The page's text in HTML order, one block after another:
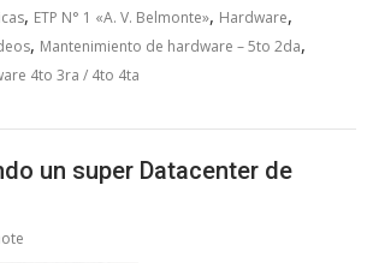
, ETP N° 1 «A. V. Belmonte», Hardware,
, Mantenimiento de hardware – 5to 2da,
4to 3ra / 4to 4ta
un super Datacenter de